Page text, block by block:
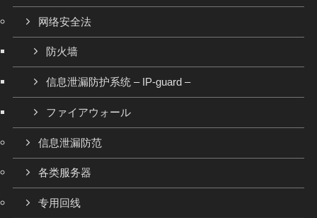
网络安全法
防火墙
信息泄漏防护系统 – IP-guard –
ファイアウォール
信息泄漏防范
各类服务器
专用回线